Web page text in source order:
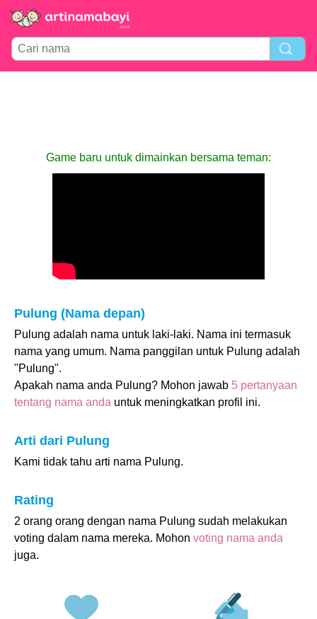
Game baru untuk dimainkan bersama teman:
Pulung (Nama depan)
Pulung adalah nama untuk laki-laki. Nama ini termasuk
nama yang umum. Nama panggilan untuk Pulung adalah
"Pulung".
Apakah nama anda Pulung? Mohon jawab 5 pertanyaan
tentang nama anda untuk meningkatkan profil ini.
Arti dari Pulung
Kami tidak tahu arti nama Pulung.
Rating
2 orang orang dengan nama Pulung sudah melakukan
voting dalam nama mereka. Mohon voting nama anda
juga.